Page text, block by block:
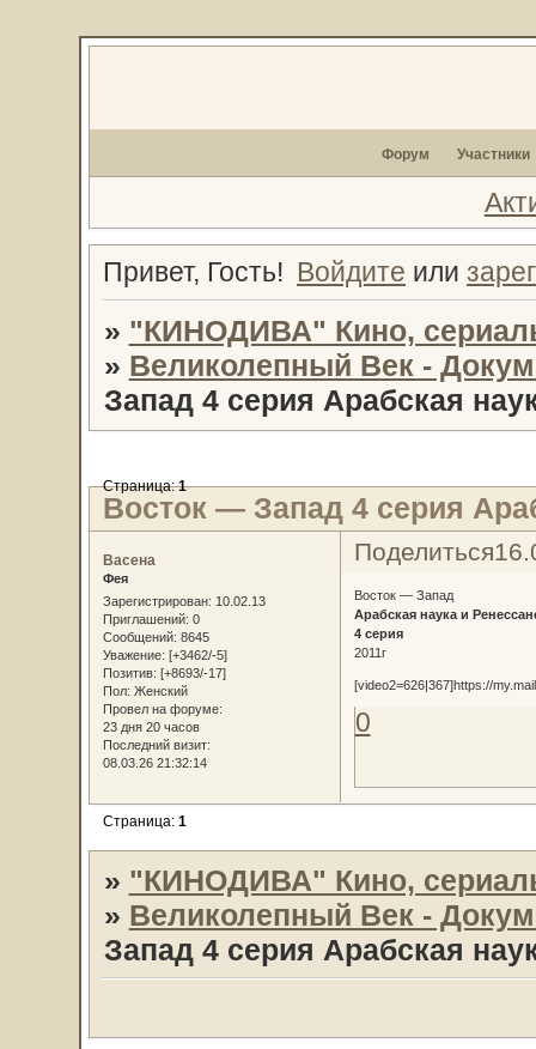
Форум Участники
Привет, Гость! Войдите или
» "КИНОДИВА" Кино,
» Великолепный Век -
Запад 4 серия Арабская
Восток — Запад 4 серия
Страница:1
Поделиться
Васена
Фея
Зарегистрирован: 10.02.13
Приглашений: 0
Сообщений: 8645
Уважение: [+3462/-5]
Позитив: [+8693/-17]
Пол: Женский
Провел на форуме:
23 дня 20 часов
Последний визит:
08.03.26 21:32:14
Восток — Запад
Арабская наука и
4 серия
2011г
[video2=626|367]https://
0
Страница: 1
» "КИНОДИВА" Кино,
» Великолепный Век -
Запад 4 серия Арабская